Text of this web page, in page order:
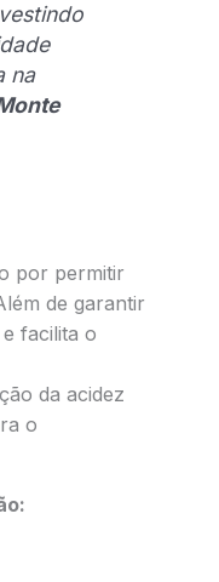
na
por permitir
de garantir
facilita o
da acidez
o